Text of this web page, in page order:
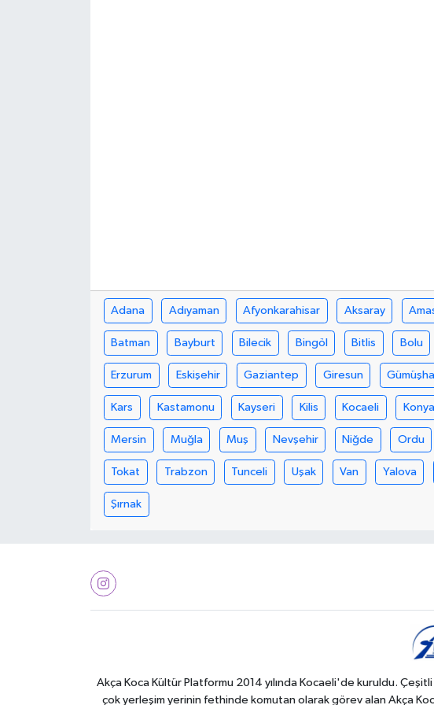
Adana Adıyaman Afyonkarahisar Aksaray
Batman Bayburt Bilecik Bingöl Bitlis Bolu
Erzurum Eskişehir Gaziantep Giresun
Kars Kastamonu Kayseri Kilis Kocaeli Konya
Mersin Muğla Muş Nevşehir Niğde Ordu
Tokat Trabzon Tunceli Uşak Van Yalova
Şırnak
Akça Koca Kültür Platformu 2014 yılında Kocaeli'de kuruldu.
çok yerleşim yerinin fethinde komutan olarak görev alan Akça